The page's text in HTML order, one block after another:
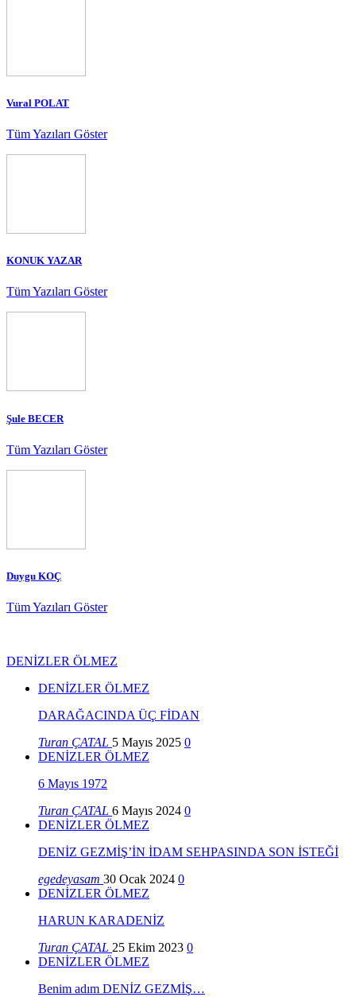
Vural POLAT
Tüm Yazıları Göster
KONUK YAZAR
Tüm Yazıları Göster
Şule BECER
Tüm Yazıları Göster
Duygu KOÇ
Tüm Yazıları Göster
DENİZLER ÖLMEZ
DENİZLER ÖLMEZ
DARAĞACINDA ÜÇ FİDAN
Turan ÇATAL 5 Mayıs 2025 0
DENİZLER ÖLMEZ
6 Mayıs 1972
Turan ÇATAL 6 Mayıs 2024 0
DENİZLER ÖLMEZ
DENİZ GEZMİŞ’İN İDAM SEHPASINDA SON İSTEĞİ
egedeyasam 30 Ocak 2024 0
DENİZLER ÖLMEZ
HARUN KARADENİZ
Turan ÇATAL 25 Ekim 2023 0
DENİZLER ÖLMEZ
Benim adım DENİZ GEZMİŞ…